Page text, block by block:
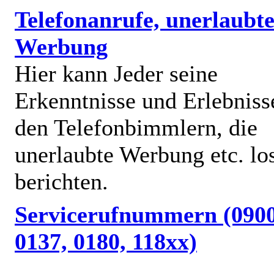
Telefonanrufe, unerlaubte
Werbung
Hier kann Jeder seine
Erkenntnisse und
den Telefonbimmlern, die
unerlaubte Werbung etc.
berichten.
Servicerufnummern
0137, 0180, 118xx)